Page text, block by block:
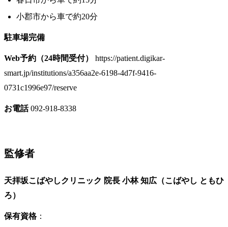
小郡市から車で約20分
駐車場完備
Web予約（24時間受付）
https://patient.digikar-
smart.jp/institutions/a356aa2e-6198-4d7f-9416-
0731c1996e97/reserve
お電話092-918-8338
監修者
天拝坂こばやしクリニック 院長 小林 知広（こばやし ともひ
ろ）
保有資格：